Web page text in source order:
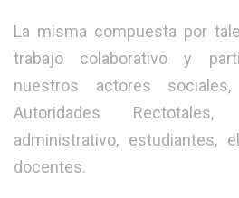
La misma compuesta por
trabajo colaborativo y
nuestros actores sociales,
Autoridades
administrativo, estudiantes,
docentes.